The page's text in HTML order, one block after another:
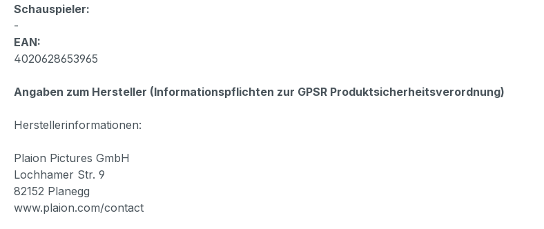
Schauspieler:
-
EAN:
4020628653965
Angaben zum Hersteller (Informationspflichten zur GPSR Produktsicherheitsverordnung)
Herstellerinformationen:
Plaion Pictures GmbH
Lochhamer Str. 9
82152 Planegg
www.plaion.com/contact